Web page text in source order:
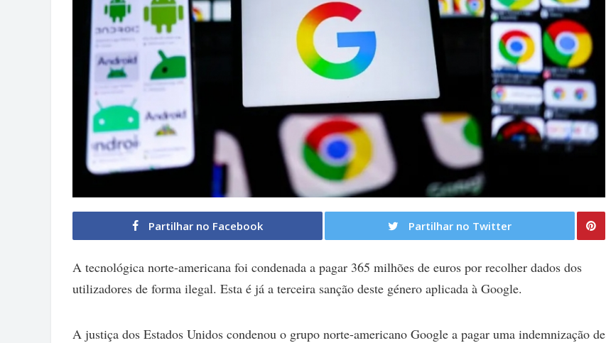
Partilhar no Facebook Partilhar no Twitter
A tecnológica norte-americana foi condenada a pagar 365 milhões de euros por recolher dados dos
utilizadores de forma ilegal. Esta é já a terceira sanção deste género aplicada à Google.
A justiça dos Estados Unidos condenou o grupo norte-americano Google a pagar uma indemnização de